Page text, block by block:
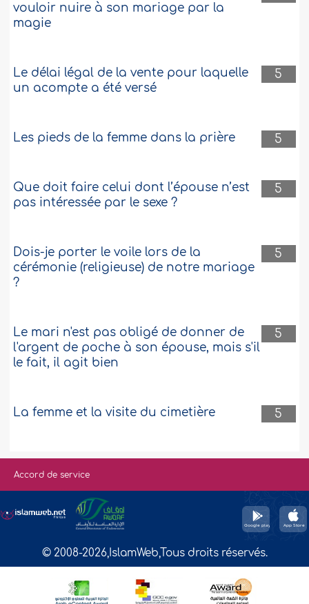
vouloir nuire à son mariage par la
magie
5
Le délai légal de la vente pour laquelle
un acompte a été versé
5
Les pieds de la femme dans la prière
5
Que doit faire celui dont l’épouse n’est
pas intéressée par le sexe ?
5
Dois-je porter le voile lors de la
cérémonie (religieuse) de notre mariage
?
5
Le mari n'est pas obligé de donner de
l'argent de poche à son épouse, mais s'il
le fait, il agit bien
5
La femme et la visite du cimetière
Accord de service
© 2008-2026,IslamWeb,Tous droits réservés.